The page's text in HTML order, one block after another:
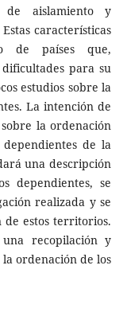
de aislamiento y
características
países que,
para su
estudios sobre la
La intención de
la ordenación
de la
una descripción
dependientes, se
realizada y se
estos territorios.
recopilación y
ordenación de los